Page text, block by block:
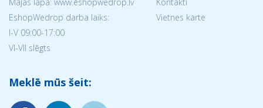
EshopWedrop darba laiks:
I-V 09:00-17:00
VI-VII slēgts
Vietnes karte
Meklē mūs šeit: